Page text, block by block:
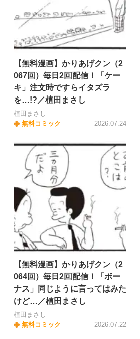
【無料漫画】かりあげクン（2
067回）毎日2回配信！「ケー
キ」注文時ですらイタズラ
を…!?／植田まさし
植田まさし
無料コミック
2026.07.24
【無料漫画】かりあげクン（2
064回）毎日2回配信！「ボー
ナス」同じように言ってはみた
けど…／植田まさし
植田まさし
無料コミック
2026.07.22